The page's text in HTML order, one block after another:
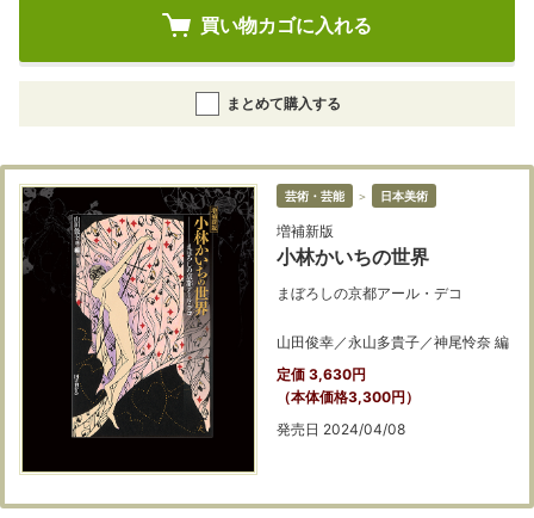
買い物カゴに入れる
まとめて購入する
芸術・芸能 ＞ 日本美術
増補新版
小林かいちの世界
まぼろしの京都アール・デコ
山田俊幸／永山多貴子／神尾怜奈 編
定価 3,630円
（本体価格3,300円）
発売日 2024/04/08